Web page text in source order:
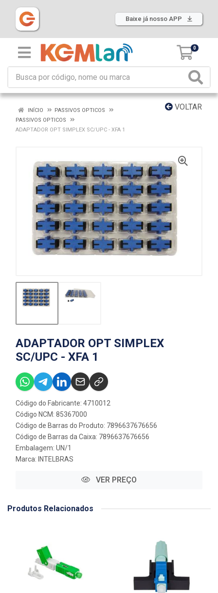
Baixe já nosso APP
0
VOLTAR
INÍCIO
PASSIVOS OPTICOS
PASSIVOS OPTICOS
ADAPTADOR OPT SIMPLEX SC/UPC - XFA 1
ADAPTADOR OPT SIMPLEX
SC/UPC - XFA 1
Código do Fabricante: 4710012
Código NCM: 85367000
Código de Barras do Produto: 7896637676656
Código de Barras da Caixa: 7896637676656
Embalagem: UN/1
Marca: INTELBRAS
VER PREÇO
Produtos Relacionados